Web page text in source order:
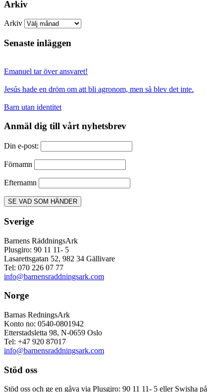
Arkiv
Arkiv
Senaste inläggen
Emanuel tar över ansvaret!
Jesús hade en dröm om att bli agronom, men så blev det inte.
Barn utan identitet
Anmäl dig till vårt nyhetsbrev
Din e-post:
Förnamn
Efternamn
Sverige
Barnens RäddningsArk
Plusgiro: 90 11 11- 5
Lasarettsgatan 52, 982 34 Gällivare
Tel: 070 226 07 77
info@barnensraddningsark.com
Norge
Barnas RedningsArk
Konto no: 0540-0801942
Etterstadsletta 98, N-0659 Oslo
Tel: +47 920 87017
info@barnensraddningsark.com
Stöd oss
Stöd oss och ge en gåva via Plusgiro: 90 11 11- 5 eller Swisha på